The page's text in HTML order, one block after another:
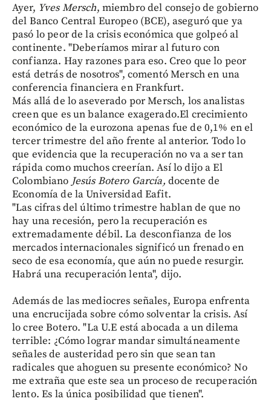
Ayer, Yves Mersch, miembro del consejo de gobierno
del Banco Central Europeo (BCE), aseguró que ya
pasó lo peor de la crisis económica que golpeó al
continente. "Deberíamos mirar al futuro con
confianza. Hay razones para eso. Creo que lo peor
está detrás de nosotros", comentó Mersch en una
conferencia financiera en Frankfurt.
Más allá de lo aseverado por Mersch, los analistas
creen que es un balance exagerado.El crecimiento
económico de la eurozona apenas fue de 0,1% en el
tercer trimestre del año frente al anterior. Todo lo
que evidencia que la recuperación no va a ser tan
rápida como muchos creerían. Así lo dijo a El
Colombiano Jesús Botero García, docente de
Economía de la Universidad Eafit.
"Las cifras del último trimestre hablan de que no
hay una recesión, pero la recuperación es
extremadamente débil. La desconfianza de los
mercados internacionales significó un frenado en
seco de esa economía, que aún no puede resurgir.
Habrá una recuperación lenta", dijo.
Además de las mediocres señales, Europa enfrenta
una encrucijada sobre cómo solventar la crisis. Así
lo cree Botero. "La U.E está abocada a un dilema
terrible: ¿Cómo lograr mandar simultáneamente
señales de austeridad pero sin que sean tan
radicales que ahoguen su presente económico? No
me extraña que este sea un proceso de recuperación
lento. Es la única posibilidad que tienen".